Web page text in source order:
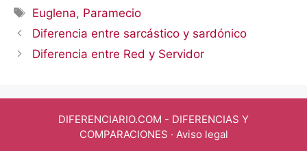
Etiquetas
Euglena, Paramecio
Diferencia entre sarcástico y sardónico
Diferencia entre Red y Servidor
DIFERENCIARIO.COM - DIFERENCIAS Y
COMPARACIONES · Aviso legal